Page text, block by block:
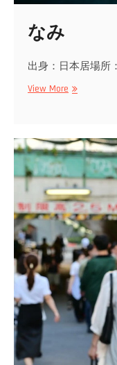
なみ
出身：日本居場所
View More な